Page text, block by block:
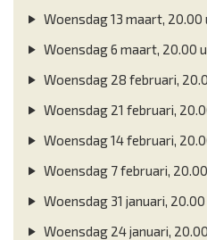
Woensdag 13 maart, 20.00
Woensdag 6 maart, 20.00
Woensdag 28 februari,
Woensdag 21 februari,
Woensdag 14 februari,
Woensdag 7 februari,
Woensdag 31 januari,
Woensdag 24 januari,